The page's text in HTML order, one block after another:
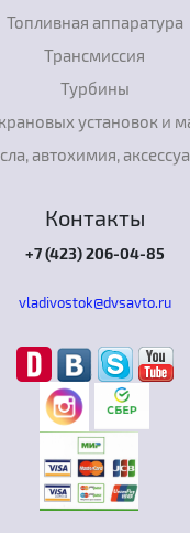
Топливная аппаратура
Трансмиссия
Турбины
установок и
автохимия,
Контакты
+7 (423) 206-04-85
vladivostok@dvsavto.ru